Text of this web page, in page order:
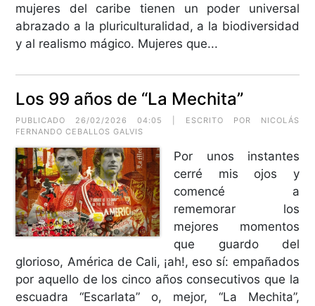
mujeres del caribe tienen un poder universal
abrazado a la pluriculturalidad, a la biodiversidad
y al realismo mágico. Mujeres que...
Los 99 años de “La Mechita”
PUBLICADO 26/02/2026 04:05 | ESCRITO POR
NICOLÁS
FERNANDO CEBALLOS GALVIS
Por unos instantes
cerré mis ojos y
comencé a
rememorar los
mejores momentos
que guardo del
glorioso, América de Cali, ¡ah!, eso sí: empañados
por aquello de los cinco años consecutivos que la
escuadra “Escarlata” o, mejor, “La Mechita”,